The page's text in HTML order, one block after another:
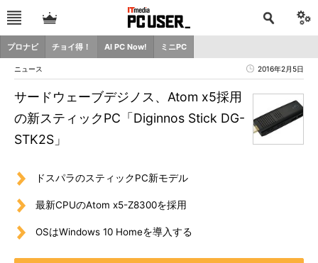
プロナビ チョイ得！ AI PC Now! ミニPC
ニュース 2016年2月5日
サードウェーブデジノス、Atom x5採用
の新スティックPC「Diginnos Stick DG-
STK2S」
ドスパラのスティックPC新モデル
最新CPUのAtom x5-Z8300を採用
OSはWindows 10 Homeを導入する